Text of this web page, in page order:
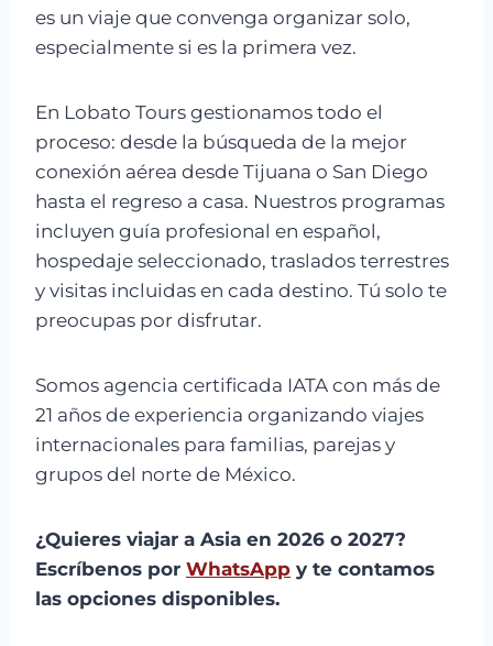
es un viaje que convenga organizar solo,
especialmente si es la primera vez.
En Lobato Tours gestionamos todo el
proceso: desde la búsqueda de la mejor
conexión aérea desde Tijuana o San Diego
hasta el regreso a casa. Nuestros programas
incluyen guía profesional en español,
hospedaje seleccionado, traslados terrestres
y visitas incluidas en cada destino. Tú solo te
preocupas por disfrutar.
Somos agencia certificada IATA con más de
21 años de experiencia organizando viajes
internacionales para familias, parejas y
grupos del norte de México.
¿Quieres viajar a Asia en 2026 o 2027?
Escríbenos por WhatsApp y te contamos
las opciones disponibles.